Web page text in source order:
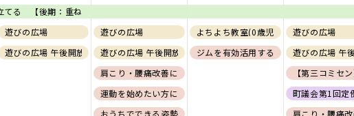
てる 【後期：重ねる、組み立てる展】
児)
遊びの広場
遊びの広場 午後開放(1～2歳児)
遊びの広場
遊びの広場 午後開放(フリー)
肩こり・腰痛改善に向けたコンディショニング
運動を始めたい方に向けたコンディショニング
おうちでできる姿勢改善に向けたコンディショニング
よちよち教室(0歳児)
ジムを有効活用するためのエクササイ
遊びの広場
遊びの広場 午
【第三コミセ
町議会第1回
肩こり・腰痛